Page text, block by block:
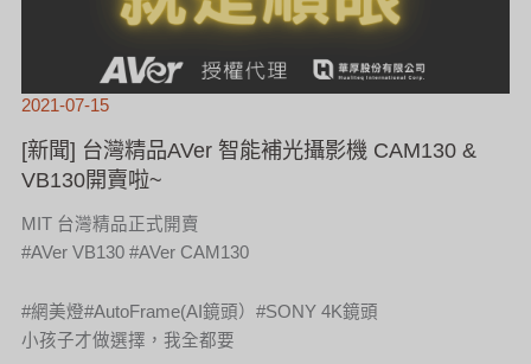
2021-07-15
[新聞] 台灣精品AVer 智能補光攝影機 CAM130 &
VB130開賣啦~
MIT 台灣精品正式開賣
#AVer VB130 #AVer CAM130
#網美燈#AutoFrame(AI鏡頭）#SONY 4K鏡頭
小孩子才做選擇，我全都要